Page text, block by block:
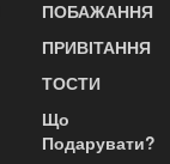
ПОБАЖАННЯ
ПРИВІТАННЯ
ТОСТИ
Що
Подарувати?